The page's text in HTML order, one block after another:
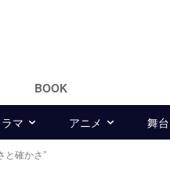
BOOK
マ アニメ 舞台
と確かさ”